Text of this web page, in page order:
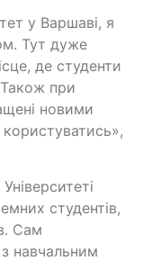
у Варшаві, я
Тут дуже
де студенти
при
новими
студентів,
Сам
навчальним